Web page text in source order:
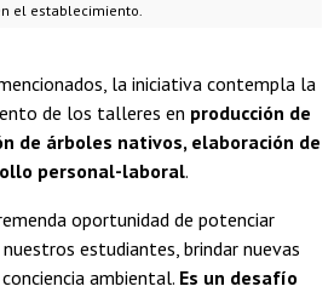
el establecimiento.
la iniciativa contempla la
de los talleres en producción de
de árboles nativos, elaboración de
personal-laboral.
oportunidad de potenciar
estudiantes, brindar nuevas
ambiental. Es un desafío